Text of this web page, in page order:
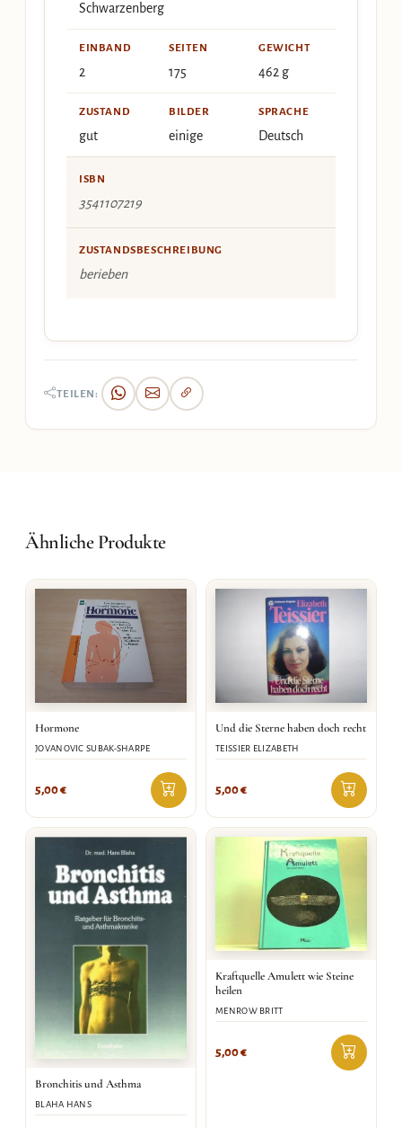
Schwarzenberg
EINBAND
2
SEITEN
175
GEWICHT
462 g
ZUSTAND
gut
BILDER
einige
SPRACHE
Deutsch
ISBN
3541107219
ZUSTANDSBESCHREIBUNG
berieben
TEILEN:
Ähnliche Produkte
Hormone
JOVANOVIC SUBAK-SHARPE
5,00€
Und die Sterne haben doch recht
TEISSIER ELIZABETH
5,00€
Bronchitis und Asthma
BLAHA HANS
Kraftquelle Amulett wie Steine
heilen
MENROW BRITT
5,00€